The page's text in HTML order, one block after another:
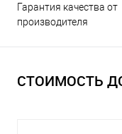
Гарантия качества от
производителя
СТОИМОСТЬ